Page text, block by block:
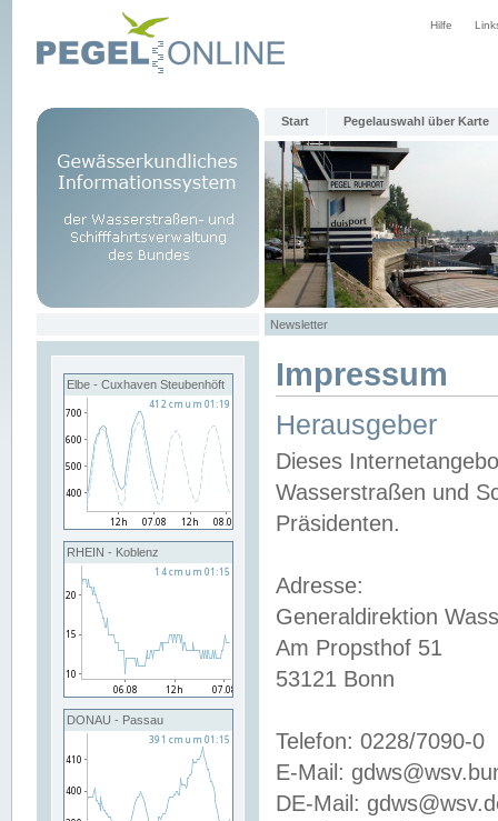
Hilfe
Start Pegelauswahl über Karte
Newsletter
Elbe - Cuxhaven Steubenhöft
RHEIN - Koblenz
DONAU - Passau
Impressum
Herausgeber
Dieses
Wasserstraßen und
Präsidenten.
Adresse:
Generaldirektion
Am Propsthof 51
53121 Bonn
Telefon: 0228/7090-0
E-Mail:
DE-Mail: